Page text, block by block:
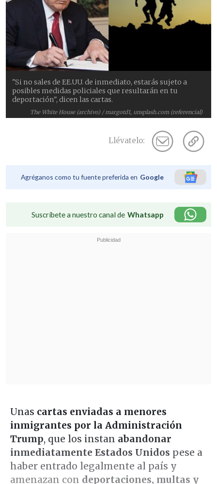
The White House (archivo) / margotd1, unsplash.com (referencial)
"Si no sales de EE.UU. de inmediato, estarás sujeto a
posibles medidas policiales que resultarán en tu
deportación", dicen las cartas.
Llévatelo:
Agréganos como tu fuente preferida en Google
Suscríbete a nuestro canal de Whatsapp
Unas cartas enviadas a menores
inmigrantes por la Administración
Trump, que los instan abandonar
inmediatamente Estados Unidos pese a
haber entrado legalmente al país y
amenazan con deportaciones, multas y